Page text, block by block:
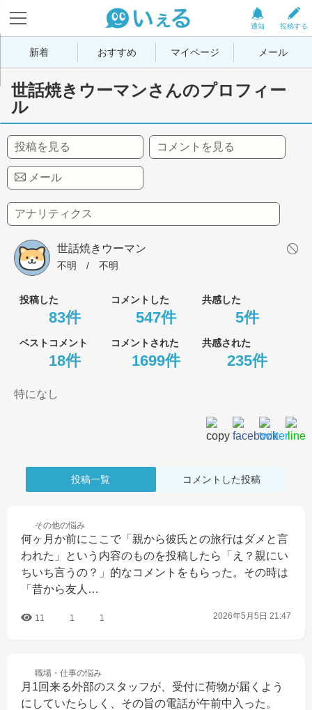
投稿する
通知
新着 おすすめ マイページ メール
世話焼きウーマンさんのプロフィー
ル
投稿を見る コメントを見る
メール
アナリティクス
世話焼きウーマン
不明 / 不明
投稿した コメントした 共感した
83件 547件 5件
ベストコメント コメントされた 共感された
18件 1699件 235件
特になし
投稿一覧 コメントした投稿
その他の悩み
何ヶ月か前にここで「親から彼氏との旅行はダメと言
われた」という内容のものを投稿したら「え？親にい
ちいち言うの？」的なコメントをもらった。その時は
「昔から友人…
11 1 1 2026年5月5日 21:47
職場・仕事の悩み
月1回来る外部のスタッフが、受付に荷物が届くよう
にしていたらしく、その旨の電話が午前中入った。